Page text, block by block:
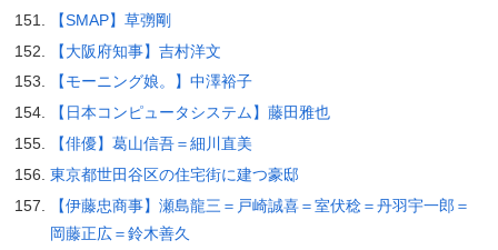
【SMAP】草彅剛
【大阪府知事】吉村洋文
【モーニング娘。】中澤裕子
【日本コンピュータシステム】藤田雅也
【俳優】葛山信吾＝細川直美
東京都世田谷区の住宅街に建つ豪邸
【伊藤忠商事】瀬島龍三＝戸崎誠喜＝室伏稔＝丹羽宇一郎＝
岡藤正広＝鈴木善久